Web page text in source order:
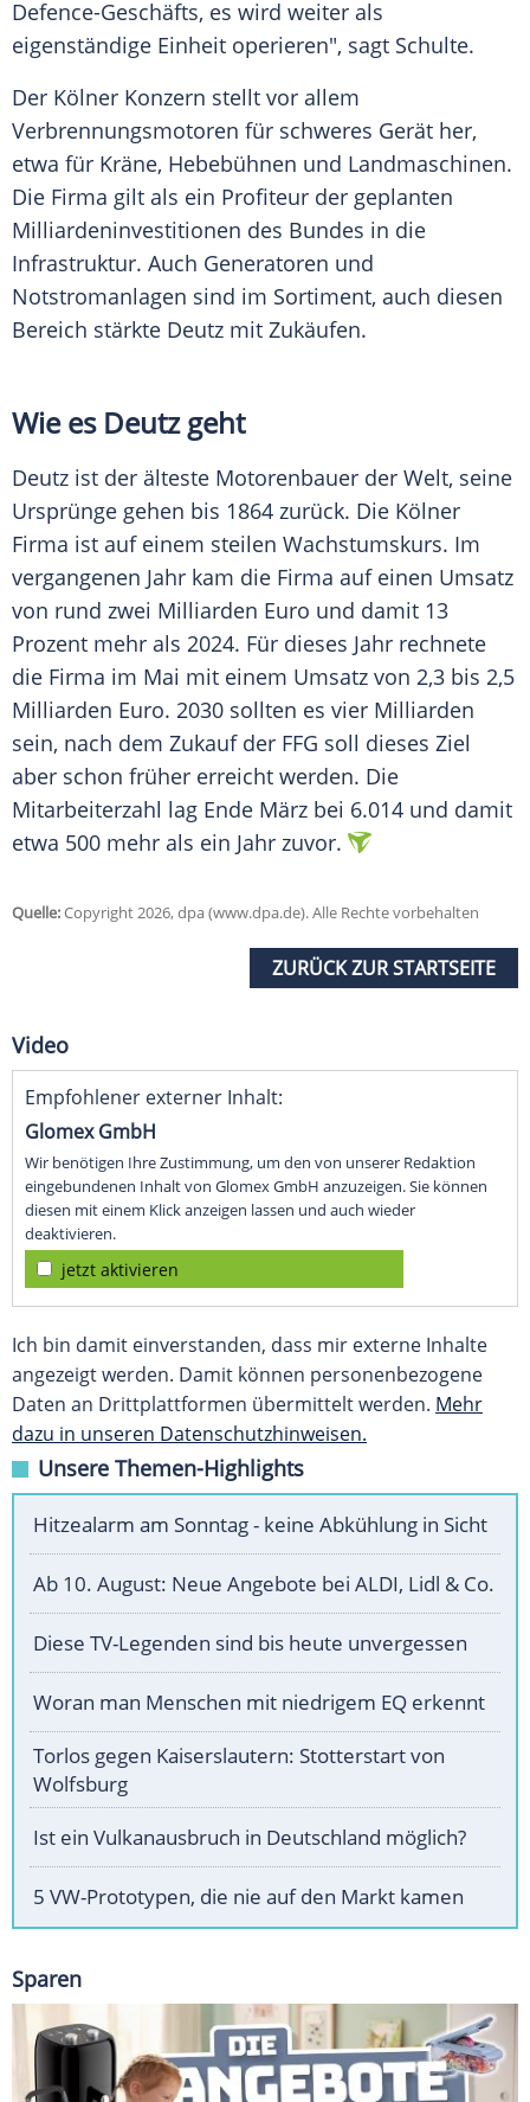
Defence-Geschäfts, es wird weiter als
eigenständige Einheit operieren", sagt Schulte.
Der Kölner Konzern stellt vor allem
Verbrennungsmotoren für schweres Gerät her,
etwa für Kräne, Hebebühnen und Landmaschinen.
Die Firma gilt als ein Profiteur der geplanten
Milliardeninvestitionen des Bundes in die
Infrastruktur. Auch Generatoren und
Notstromanlagen sind im Sortiment, auch diesen
Bereich stärkte Deutz mit Zukäufen.
Wie es Deutz geht
Deutz ist der älteste Motorenbauer der Welt, seine
Ursprünge gehen bis 1864 zurück. Die Kölner
Firma ist auf einem steilen Wachstumskurs. Im
vergangenen Jahr kam die Firma auf einen Umsatz
von rund zwei Milliarden Euro und damit 13
Prozent mehr als 2024. Für dieses Jahr rechnete
die Firma im Mai mit einem Umsatz von 2,3 bis 2,5
Milliarden Euro. 2030 sollten es vier Milliarden
sein, nach dem Zukauf der FFG soll dieses Ziel
aber schon früher erreicht werden. Die
Mitarbeiterzahl lag Ende März bei 6.014 und damit
etwa 500 mehr als ein Jahr zuvor.
Quelle:Copyright 2026, dpa (www.dpa.de). Alle Rechte vorbehalten
ZURÜCK ZUR STARTSEITE
Video
Empfohlener externer Inhalt:
Glomex GmbH
Wir benötigen Ihre Zustimmung, um den von unserer Redaktion
eingebundenen Inhalt von Glomex GmbH anzuzeigen. Sie können
diesen mit einem Klick anzeigen lassen und auch wieder
deaktivieren.
jetzt aktivieren
Ich bin damit einverstanden, dass mir externe Inhalte
angezeigt werden. Damit können personenbezogene
Daten an Drittplattformen übermittelt werden. Mehr
dazu in unseren Datenschutzhinweisen.
Unsere Themen-Highlights
Hitzealarm am Sonntag - keine Abkühlung in Sicht
Ab 10. August: Neue Angebote bei ALDI, Lidl & Co.
Diese TV-Legenden sind bis heute unvergessen
Woran man Menschen mit niedrigem EQ erkennt
Torlos gegen Kaiserslautern: Stotterstart von
Wolfsburg
Ist ein Vulkanausbruch in Deutschland möglich?
5 VW-Prototypen, die nie auf den Markt kamen
Sparen